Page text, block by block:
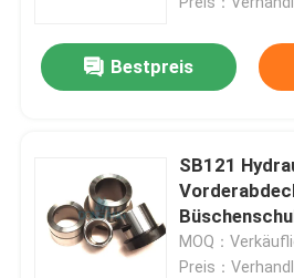
Über uns
Qualitätskontrolle
Bestpreis
SB121
DS10B
MOQ：
Preis：